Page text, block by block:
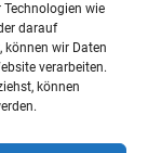
wie
darauf
können wir Daten
verarbeiten.
können